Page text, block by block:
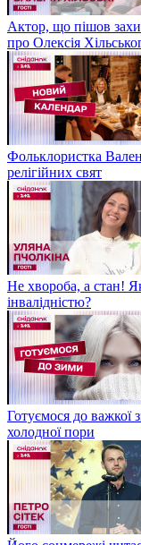
Актор, що пішов
про Олексія
Фольклористка
релігійних свят
Не хвороба, а стан!
інвалідністю?
Готуємося до
холодної пори